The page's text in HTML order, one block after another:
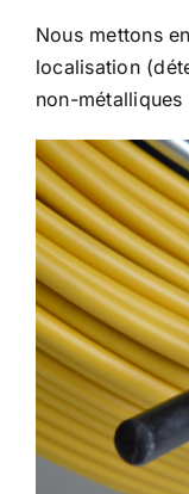
Nous mettons
localisation
non-